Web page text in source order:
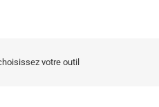
votre outil